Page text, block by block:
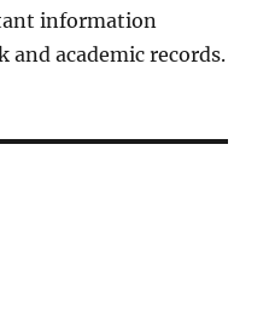
information
and academic records.